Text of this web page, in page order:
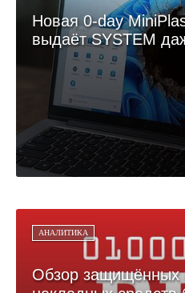
Новая 0-day
выдаёт SYSTEM
АНАЛИТИКА
Обзор защищённых